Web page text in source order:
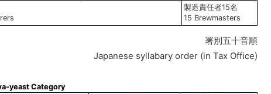
製造責任者15名
15 Brewmasters
署別五十音順
Japanese syllabary order (in Tax Office)
yeast Category